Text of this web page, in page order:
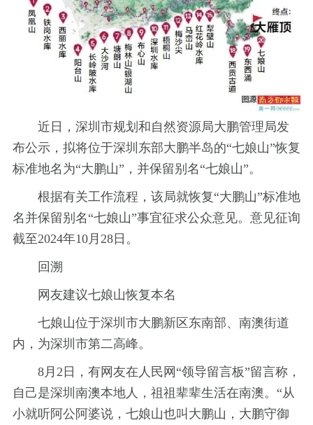
近日，深圳市规划和自然资源局大鹏管理局发
布公示，拟将位于深圳东部大鹏半岛的“七娘山”恢复
标准地名为“大鹏山”，并保留别名“七娘山”。
根据有关工作流程，该局就恢复“大鹏山”标准地
名并保留别名“七娘山”事宜征求公众意见。意见征询
截至2024年10月28日。
回溯
网友建议七娘山恢复本名
七娘山位于深圳市大鹏新区东南部、南澳街道
内，为深圳市第二高峰。
8月2日，有网友在人民网“领导留言板”留言称，
自己是深圳南澳本地人，祖祖辈辈生活在南澳。“从
小就听阿公阿婆说，七娘山也叫大鹏山，大鹏守御